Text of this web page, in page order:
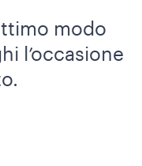
modo
l’occasione